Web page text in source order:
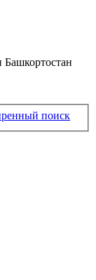
Башкортостан
поиск